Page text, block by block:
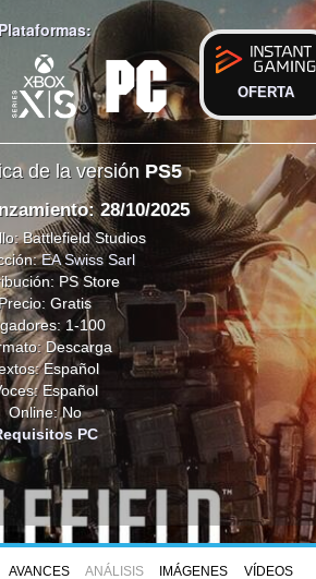
Plataformas:
OFERTA
de la versión PS5
28/10/2025
Battlefield Studios
EA Swiss Sarl
PS Store
Gratis
1-100
Descarga
Español
Español
Online: No
PC
AVANCES ANÁLISIS IMÁGENES VÍDEOS